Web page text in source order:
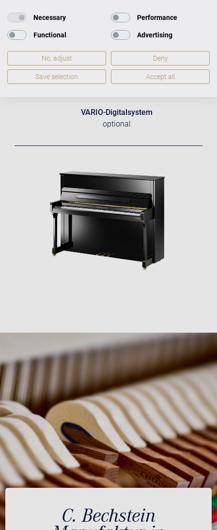
C. Bechstein Connect
integriert
VARIO-Digitalsystem
optional
C. Bechstein
Necessary Performance
Functional Advertising
No, adjust Deny
Save selection Accept all